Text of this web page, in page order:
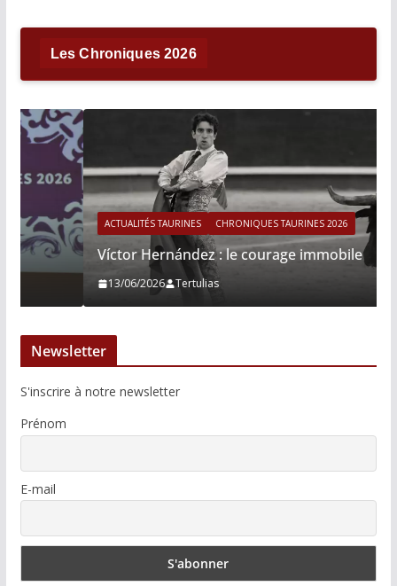
Les Chroniques 2026
ACTUALITÉS TAURINES CHRONIQUES TAURINES 2026
Víctor Hernández : le courage immobile
13/06/2026 Tertulias
Newsletter
S'inscrire à notre newsletter
Prénom
E-mail